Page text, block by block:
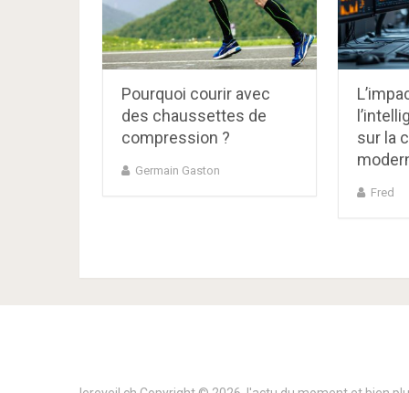
Pourquoi courir avec
des chaussettes de
compression ?
Germain Gaston
sur la
Fred